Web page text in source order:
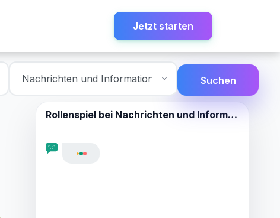
Jetzt starten
Suchen
Rollenspiel bei Nachrichten und Informationen teilen